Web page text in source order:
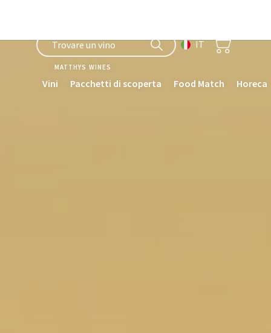
IT
matthys wines
Vini
Pacchetti di scoperta Food Match Horeca